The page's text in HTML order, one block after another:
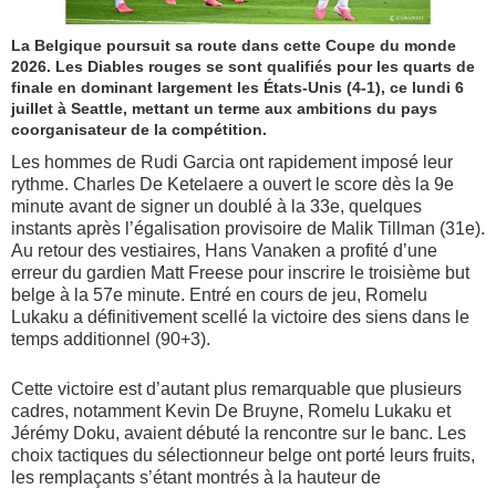
La Belgique poursuit sa route dans cette Coupe du monde
2026. Les Diables rouges se sont qualifiés pour les quarts de
finale en dominant largement les États-Unis (4-1), ce lundi 6
juillet à Seattle, mettant un terme aux ambitions du pays
coorganisateur de la compétition.
Les hommes de Rudi Garcia ont rapidement imposé leur
rythme. Charles De Ketelaere a ouvert le score dès la 9e
minute avant de signer un doublé à la 33e, quelques
instants après l’égalisation provisoire de Malik Tillman (31e).
Au retour des vestiaires, Hans Vanaken a profité d’une
erreur du gardien Matt Freese pour inscrire le troisième but
belge à la 57e minute. Entré en cours de jeu, Romelu
Lukaku a définitivement scellé la victoire des siens dans le
temps additionnel (90+3).
Cette victoire est d’autant plus remarquable que plusieurs
cadres, notamment Kevin De Bruyne, Romelu Lukaku et
Jérémy Doku, avaient débuté la rencontre sur le banc. Les
choix tactiques du sélectionneur belge ont porté leurs fruits,
les remplaçants s’étant montrés à la hauteur de